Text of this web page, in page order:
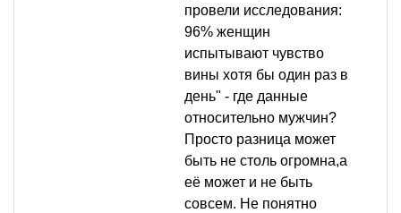
провели исследования:
96% женщин
испытывают чувство
вины хотя бы один раз в
день" - где данные
относительно мужчин?
Просто разница может
быть не столь огромна,а
её может и не быть
совсем. Не понятно